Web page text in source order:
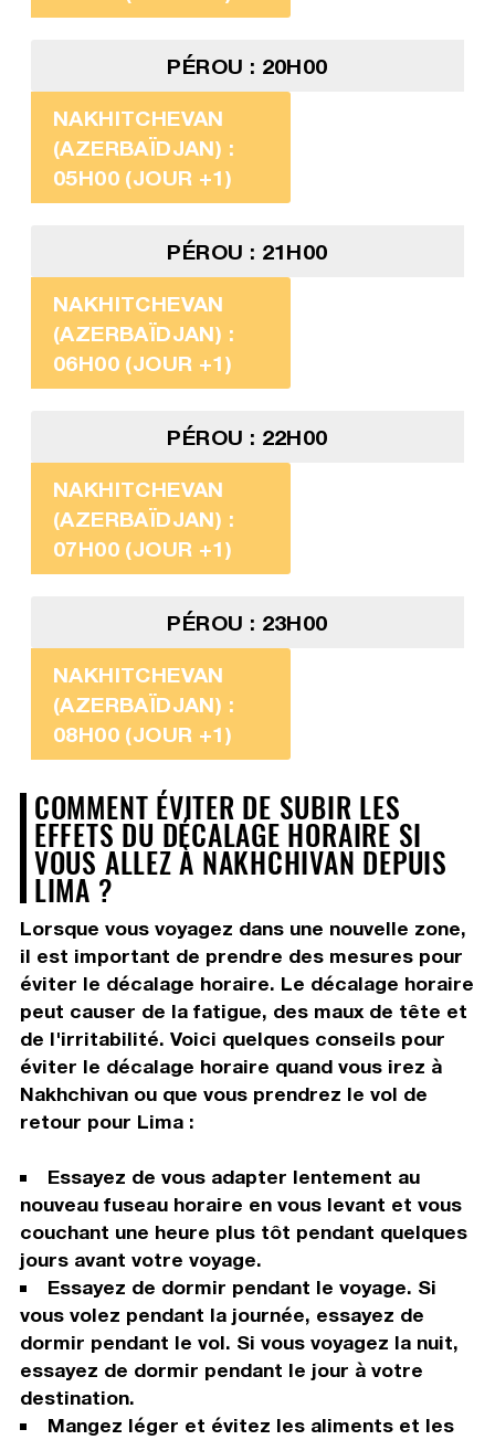
PÉROU : 20H00
NAKHITCHEVAN
(AZERBAÏDJAN) :
05H00 (JOUR +1)
PÉROU : 21H00
NAKHITCHEVAN
(AZERBAÏDJAN) :
06H00 (JOUR +1)
PÉROU : 22H00
NAKHITCHEVAN
(AZERBAÏDJAN) :
07H00 (JOUR +1)
PÉROU : 23H00
NAKHITCHEVAN
(AZERBAÏDJAN) :
08H00 (JOUR +1)
COMMENT ÉVITER DE SUBIR LES
EFFETS DU DÉCALAGE HORAIRE SI
VOUS ALLEZ À NAKHCHIVAN DEPUIS
LIMA ?
Lorsque vous voyagez dans une nouvelle zone,
il est important de prendre des mesures pour
éviter le décalage horaire. Le décalage horaire
peut causer de la fatigue, des maux de tête et
de l'irritabilité. Voici quelques conseils pour
éviter le décalage horaire quand vous irez à
Nakhchivan ou que vous prendrez le vol de
retour pour Lima :
Essayez de vous adapter lentement au
nouveau fuseau horaire en vous levant et vous
couchant une heure plus tôt pendant quelques
jours avant votre voyage.
Essayez de dormir pendant le voyage. Si
vous volez pendant la journée, essayez de
dormir pendant le vol. Si vous voyagez la nuit,
essayez de dormir pendant le jour à votre
destination.
Mangez léger et évitez les aliments et les